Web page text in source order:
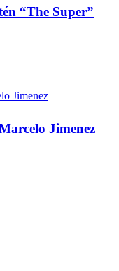
“The Super”
Jimenez